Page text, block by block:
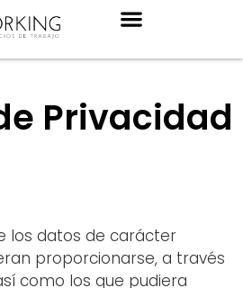
Privacidad
los datos de carácter
proporcionarse, a través
como los que pudiera